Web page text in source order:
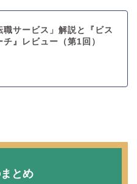
職サービス」解説と『ビス
チ』レビュー（第1回）
とめ